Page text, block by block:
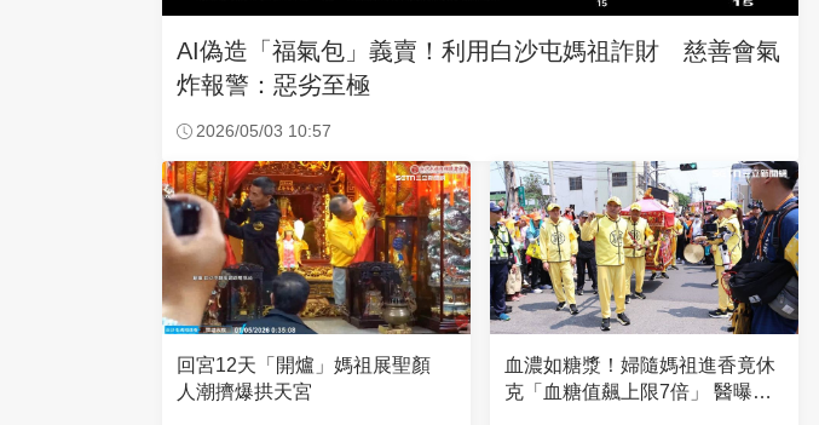
AI偽造「福氣包」義賣！利用白沙屯媽祖詐財 慈善會氣
炸報警：惡劣至極
2026/05/03 10:57
回宮12天「開爐」媽祖展聖顏
人潮擠爆拱天宮
血濃如糖漿！婦隨媽祖進香竟休
克「血糖值飆上限7倍」 醫曝原